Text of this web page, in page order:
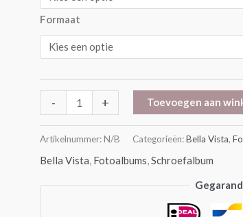
Formaat
- + Toevoegen aan
Artikelnummer:N/B Categorieën:Bella Vista,
Bella Vista, Fotoalbums,Schroefalbum